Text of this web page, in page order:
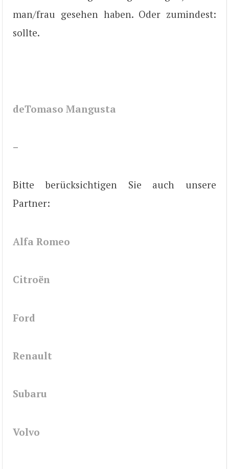
man/frau gesehen haben. Oder zumindest:
sollte.
deTomaso Mangusta
–
Bitte berücksichtigen Sie auch unsere
Partner:
Alfa Romeo
Citroën
Ford
Renault
Subaru
Volvo